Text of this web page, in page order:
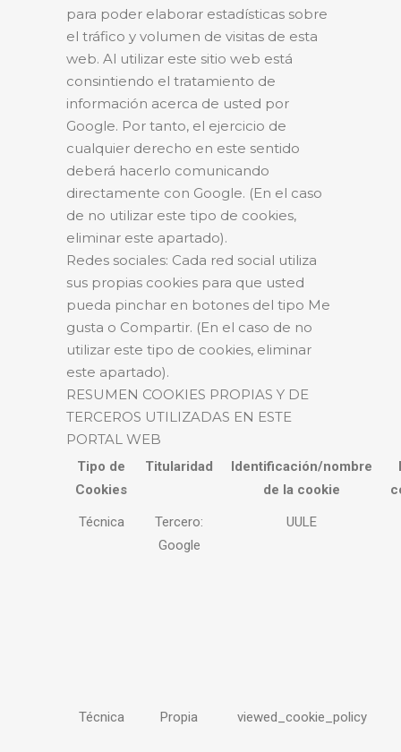
para poder elaborar estadísticas sobre
el tráfico y volumen de visitas de esta
web. Al utilizar este sitio web está
consintiendo el tratamiento de
información acerca de usted por
Google. Por tanto, el ejercicio de
cualquier derecho en este sentido
deberá hacerlo comunicando
directamente con Google. (En el caso
de no utilizar este tipo de cookies,
eliminar este apartado).
Redes sociales: Cada red social utiliza
sus propias cookies para que usted
pueda pinchar en botones del tipo Me
gusta o Compartir. (En el caso de no
utilizar este tipo de cookies, eliminar
este apartado).
RESUMEN COOKIES PROPIAS Y DE
TERCEROS UTILIZADAS EN ESTE
PORTAL WEB
Tipo de
Cookies
Titularidad
Identificación/nombre
de la cookie
Técnica
Tercero:
Google
UULE
Técnica Propia viewed_cookie_policy